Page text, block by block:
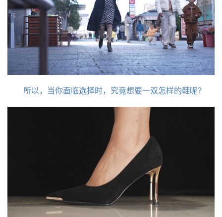
所以，当你面临选择时，究竟想要一双怎样的鞋呢？